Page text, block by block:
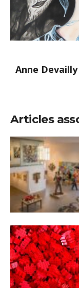
Anne Devailly
Articles